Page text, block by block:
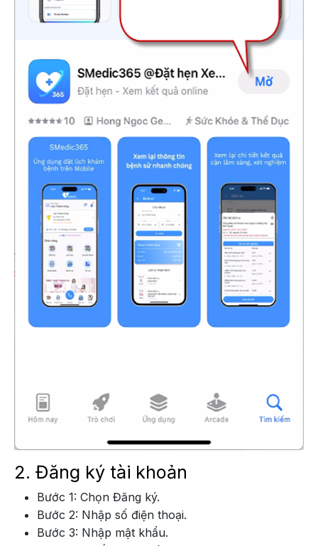
2. Đăng ký tài khoản
Bước 1: Chọn Đăng ký.
Bước 2: Nhập số điện thoại.
Bước 3: Nhập mật khẩu.